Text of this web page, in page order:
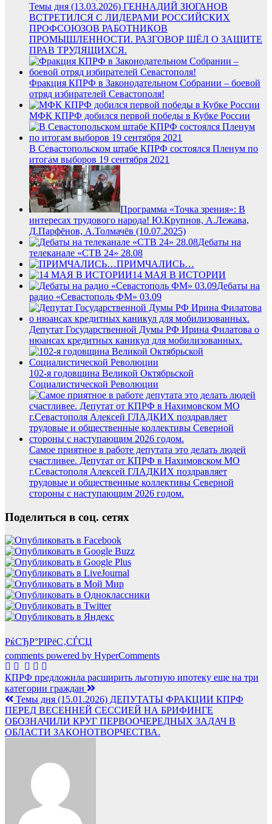
Темы дня (13.03.2026) ГЕННАДИЙ ЗЮГАНОВ
ВСТРЕТИЛСЯ С ЛИДЕРАМИ РОССИЙСКИХ
ПРОФСОЮЗОВ РАБОТНИКОВ
ПРОМЫШЛЕННОСТИ. РАЗГОВОР ШЁЛ О ЗАЩИТЕ
ПРАВ ТРУДЯЩИХСЯ.
Фракция КПРФ в Законодательном Собрании – боевой
отряд избирателей Севастополя!
МФК КПРФ добился первой победы в Кубке России
В Севастопольском штабе КПРФ состоялся Пленум по
итогам выборов 19 сентября 2021
Программа «Точка зрения»: В
интересах трудового народа! Ю.Крупнов, А.Лежава,
Д.Парфёнов, А.Толмачёв (10.07.2025)
Дебаты на
телеканале «СТВ 24» 28.08
ПРИМЧАЛИСЬ…
14 МАЯ В ИСТОРИИ
Дебаты на
радио «Севастополь ФМ» 03.09
Депутат Государственной Думы РФ Ирина Филатова о
нюансах кредитных каникул для мобилизованных.
102-я годовщина Великой Октябрьской
Социалистической Революции
Самое приятное в работе депутата это делать людей
счастливее. Депутат от КПРФ в Нахимовском МО
г.Севастополя Алексей ГЛАДКИХ поздравляет
трудовые и общественные коллективы Северной
стороны с наступающим 2026 годом.
Поделиться в соц. сетях
РќСЂР°РІРёС‚СЃСЏ
comments powered by HyperComments
Навигация
по
записям
КПРФ предложила расширить льготную ипотеку еще на три
категории граждан
Темы дня (15.01.2026) ДЕПУТАТЫ ФРАКЦИИ КПРФ
ПЕРЕД ВЕСЕННЕЙ СЕССИЕЙ НА БРИФИНГЕ
ОБОЗНАЧИЛИ КРУГ ПЕРВООЧЕРЕДНЫХ ЗАДАЧ В
ОБЛАСТИ ЗАКОНОТВОРЧЕСТВА.